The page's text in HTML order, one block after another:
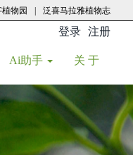
物园 泛喜马拉雅植物志
登录 注册
Ai助手 关 于